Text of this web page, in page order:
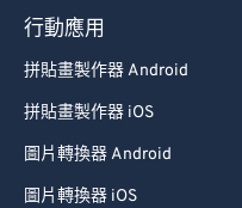
行動應用
拼貼畫製作器 Android
拼貼畫製作器 iOS
圖片轉換器 Android
圖片轉換器 iOS